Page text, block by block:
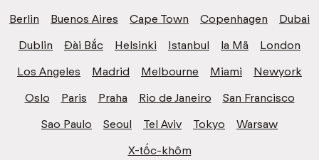
Berlin
Buenos Aires Cape Town Copenhagen
Dubai
Dublin
Đài Bắc Helsinki Istanbul la Mã
London
Los Angeles
Madrid Melbourne Miami
Newyork
Oslo
Paris Praha Rio de Janeiro
San Francisco
Sao Paulo
Seoul Tel Aviv Tokyo
Warsaw
X-tốc-khôm